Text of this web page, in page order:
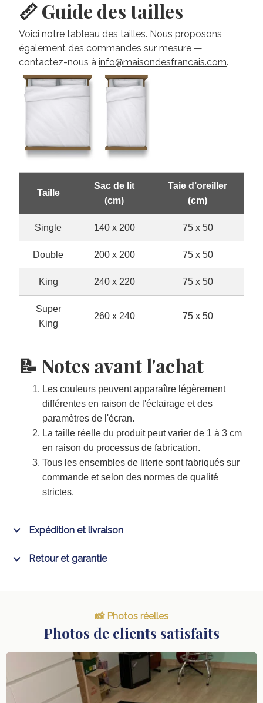
📏 Guide des tailles
Voici notre tableau des tailles. Nous proposons
également des commandes sur mesure —
contactez-nous à info@maisondesfrancais.com.
Taille
Sac de lit
(cm)
Taie d’oreiller
(cm)
Single 140 x 200 75 x 50
Double 200 x 200 75 x 50
King 240 x 220 75 x 50
Super
King
260 x 240 75 x 50
📝 Notes avant l'achat
Les couleurs peuvent apparaître légèrement
différentes en raison de l'éclairage et des
paramètres de l'écran.
La taille réelle du produit peut varier de 1 à 3 cm
en raison du processus de fabrication.
Tous les ensembles de literie sont fabriqués sur
commande et selon des normes de qualité
strictes.
Expédition et livraison
Retour et garantie
📸 Photos réelles
Photos de clients satisfaits